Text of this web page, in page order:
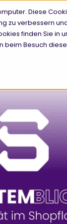
Diese
zu verbessern
finden Sie in
Besuch